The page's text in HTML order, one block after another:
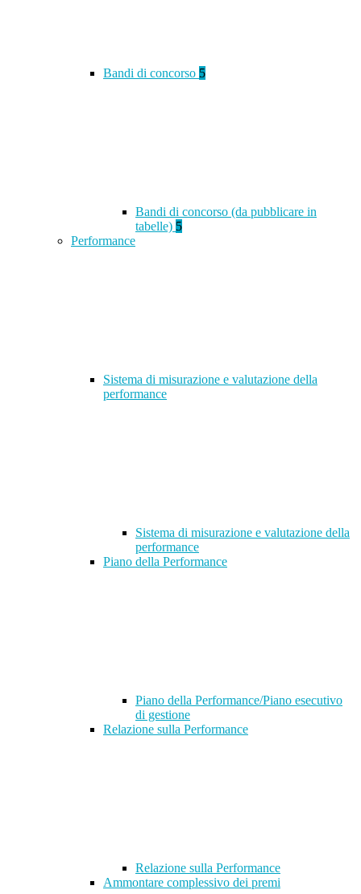
Bandi di concorso 5
Bandi di concorso (da pubblicare in
tabelle) 5
Performance
Sistema di misurazione e valutazione della
performance
Sistema di misurazione e valutazione della
performance
Piano della Performance
Piano della Performance/Piano esecutivo
di gestione
Relazione sulla Performance
Relazione sulla Performance
Ammontare complessivo dei premi